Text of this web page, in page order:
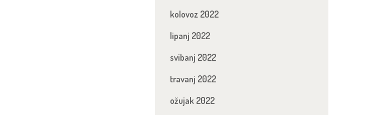
kolovoz 2022
lipanj 2022
svibanj 2022
travanj 2022
ožujak 2022